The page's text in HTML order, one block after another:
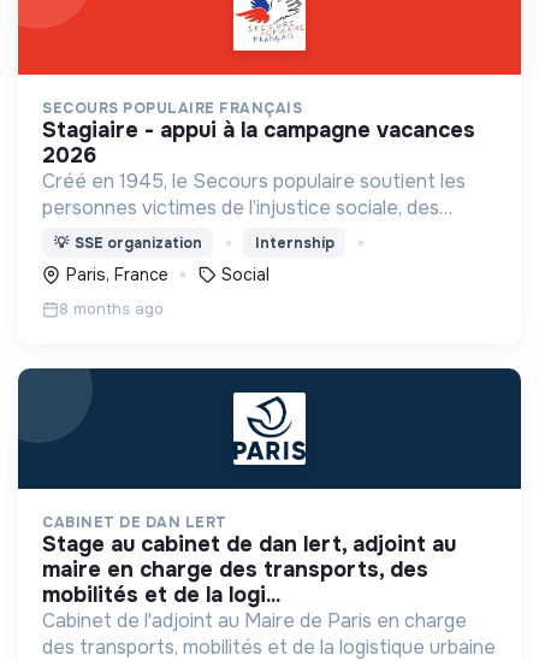
SECOURS POPULAIRE FRANÇAIS
stagiaire - appui à la campagne vacances
2026
Créé en 1945, le Secours populaire soutient les
personnes victimes de l’injustice sociale, des
calamités naturelles, de la misère, de la faim, du
sous-développement, des conflits armés.
💡 SSE organization Internship
Paris, France Social
8 months ago
CABINET DE DAN LERT
stage au cabinet de dan lert, adjoint au
maire en charge des transports, des
mobilités et de la logi...
Cabinet de l'adjoint au Maire de Paris en charge
des transports, mobilités et de la logistique urbaine